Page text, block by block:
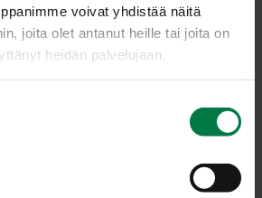
voivat yhdistää näitä
joita olet antanut heille tai joita on
heidän palvelujaan.
voi vähentää suolan käyttöä ja
ominaisuuksia.
viileässä (poikkeuksena helposti
kuivumista ehkäisemään.
Ruuanvalmistuksessa